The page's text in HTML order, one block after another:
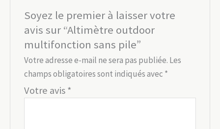
Soyez le premier à laisser votre
avis sur “Altimètre outdoor
multifonction sans pile”
Votre adresse e-mail ne sera pas publiée. Les
champs obligatoires sont indiqués avec *
Votre avis*